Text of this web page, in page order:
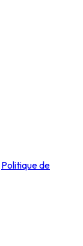
Politique de